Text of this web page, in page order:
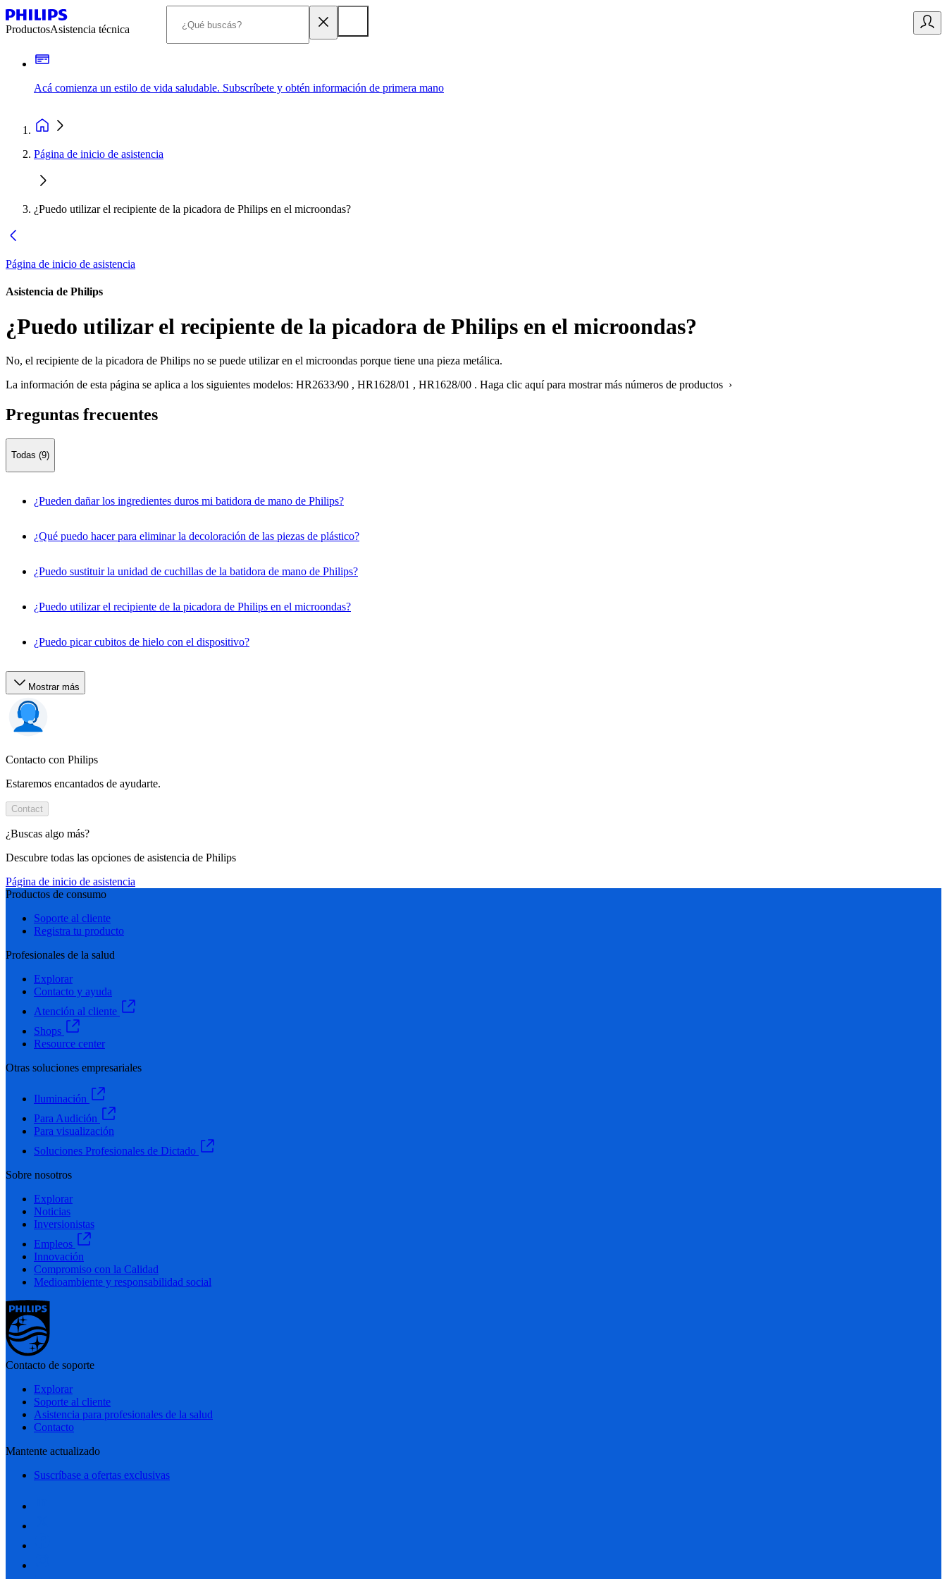
ProductosAsistencia técnica
Acá comienza un estilo de vida saludable. Subscríbete y obtén información de primera mano
Página de inicio de asistencia
¿Puedo utilizar el recipiente de la picadora de Philips en el microondas?
Página de inicio de asistencia
Asistencia de Philips
¿Puedo utilizar el recipiente de la picadora de Philips en el microondas?
No, el recipiente de la picadora de Philips no se puede utilizar en el microondas porque tiene una pieza metálica.
La información de esta página se aplica a los siguientes modelos: HR2633/90 , HR1628/01 , HR1628/00 . Haga clic aquí para mostrar más números de productos ›
Preguntas frecuentes
Todas (9)
¿Pueden dañar los ingredientes duros mi batidora de mano de Philips?
¿Qué puedo hacer para eliminar la decoloración de las piezas de plástico?
¿Puedo sustituir la unidad de cuchillas de la batidora de mano de Philips?
¿Puedo utilizar el recipiente de la picadora de Philips en el microondas?
¿Puedo picar cubitos de hielo con el dispositivo?
Mostrar más
Contacto con Philips
Estaremos encantados de ayudarte.
Contact
¿Buscas algo más?
Descubre todas las opciones de asistencia de Philips
Página de inicio de asistencia
Productos de consumo
Soporte al cliente
Registra tu producto
Profesionales de la salud
Explorar
Contacto y ayuda
Atención al cliente
Shops
Resource center
Otras soluciones empresariales
Iluminación
Para Audición
Para visualización
Soluciones Profesionales de Dictado
Sobre nosotros
Explorar
Noticias
Inversionistas
Empleos
Innovación
Compromiso con la Calidad
Medioambiente y responsabilidad social
Contacto de soporte
Explorar
Soporte al cliente
Asistencia para profesionales de la salud
Contacto
Mantente actualizado
Suscríbase a ofertas exclusivas